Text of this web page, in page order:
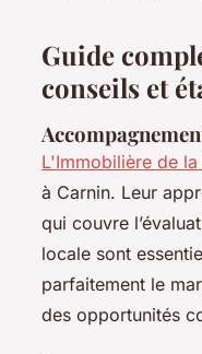
Guide
conseils et
L'Immobilière de la
à Carnin. Leur
qui couvre
locale sont
parfaitement le
des opportunités